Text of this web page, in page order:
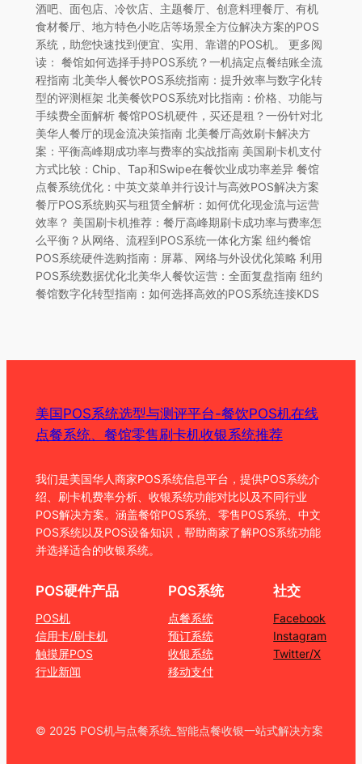
酒吧、面包店、冷饮店、主题餐厅、创意料理餐厅、有机
食材餐厅、地方特色小吃店等场景全方位解决方案的POS
系统，助您快速找到便宜、实用、靠谱的POS机。 更多阅
读： 餐馆如何选择手持POS系统？一机搞定点餐结账全流
程指南 北美华人餐饮POS系统指南：提升效率与数字化转
型的评测框架 北美餐饮POS系统对比指南：价格、功能与
手续费全面解析 餐馆POS机硬件，买还是租？一份针对北
美华人餐厅的现金流决策指南 北美餐厅高效刷卡解决方
案：平衡高峰期成功率与费率的实战指南 美国刷卡机支付
方式比较：Chip、Tap和Swipe在餐饮业成功率差异 餐馆
点餐系统优化：中英文菜单并行设计与高效POS解决方案
餐厅POS系统购买与租赁全解析：如何优化现金流与运营
效率？ 美国刷卡机推荐：餐厅高峰期刷卡成功率与费率怎
么平衡？从网络、流程到POS系统一体化方案 纽约餐馆
POS系统硬件选购指南：屏幕、网络与外设优化策略 利用
POS系统数据优化北美华人餐饮运营：全面复盘指南 纽约
餐馆数字化转型指南：如何选择高效的POS系统连接KDS
美国POS系统选型与测评平台-餐饮POS机在线
点餐系统、餐馆零售刷卡机收银系统推荐
我们是美国华人商家POS系统信息平台，提供POS系统介
绍、刷卡机费率分析、收银系统功能对比以及不同行业
POS解决方案。涵盖餐馆POS系统、零售POS系统、中文
POS系统以及POS设备知识，帮助商家了解POS系统功能
并选择适合的收银系统。
POS硬件产品
POS机
信用卡/刷卡机
触摸屏POS
行业新闻
POS系统
点餐系统
预订系统
收银系统
移动支付
社交
Facebook
Instagram
Twitter/X
© 2025 POS机与点餐系统_智能点餐收银一站式解决方案